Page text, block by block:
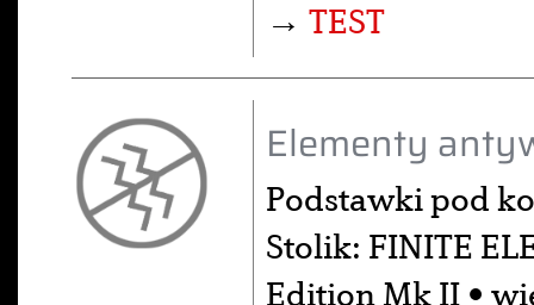
→ TEST
Elementy
Podstawki pod
Stolik: FINITE
Edition Mk II •